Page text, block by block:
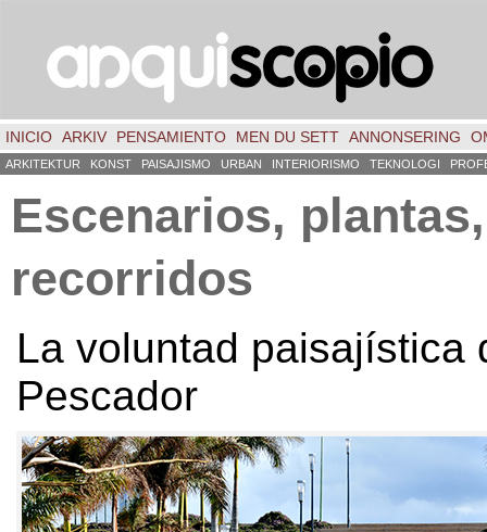
INICIO ARKIV PENSAMIENTO MEN DU SETT ANNONSERING
ARKITEKTUR KONST PAISAJISMO URBAN INTERIORISMO TEKNOLOGI
Escenarios, plantas,
recorridos
La voluntad paisajística
Pescador